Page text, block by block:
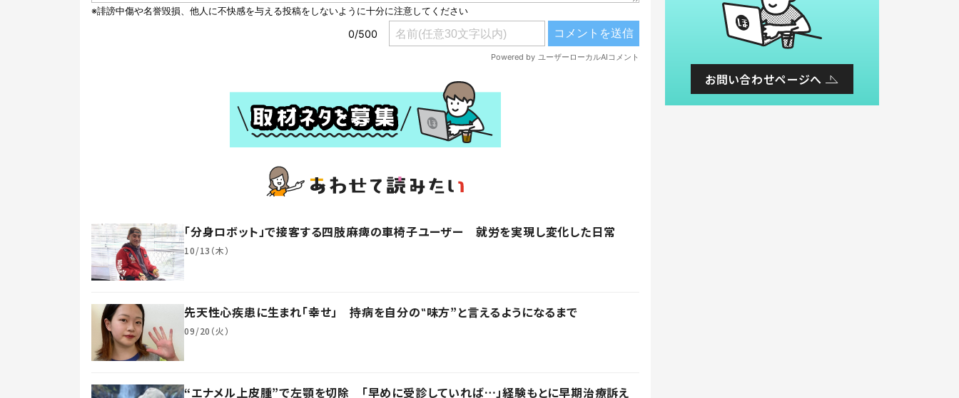
「分身ロボット」で接客する四肢麻痺の車椅子ユーザー 就労を実現し変化した日常
10/13（木）
先天性心疾患に生まれ「幸せ」 持病を自分の‟味方”と言えるようになるまで
09/20（火）
“エナメル上皮腫”で左顎を切除 「早めに受診していれば…」経験もとに早期治療訴え
お問い合わせページへ